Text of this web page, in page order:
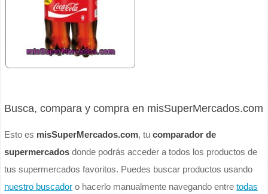
Busca, compara y compra en misSuperMercados.com
Esto es misSuperMercados.com, tucomparador de
supermercados donde podrás acceder a todos los productos de
tus supermercados favoritos. Puedes buscar productos usando
nuestro buscador o hacerlo manualmente navegando entretodas